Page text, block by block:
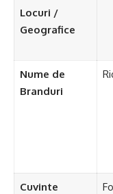
Locuri /
Geografice
Nume de
Branduri
Cuvinte